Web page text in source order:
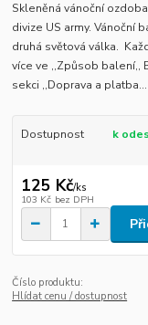
Skleněná vánoční
divize US army. Vánoční
druhá světová válka.
více ve ,,Způsob balení,,
sekci ,,Doprava a platba...
Dostupnost k
125 Kč/ks
103 Kč bez DPH
Číslo produktu:
Hlídat cenu / dostupnost